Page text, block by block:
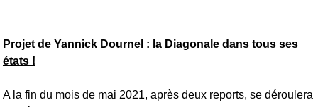
Projet de Yannick Dournel : la Diagonale dans tous ses
états !
A la fin du mois de mai 2021, après deux reports, se déroulera